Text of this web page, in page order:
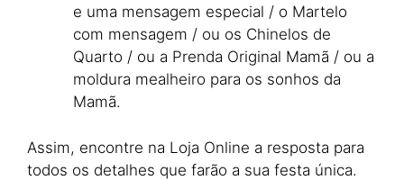
e uma mensagem especial / o Martelo
com mensagem / ou os Chinelos de
Quarto / ou a Prenda Original Mamã / ou a
moldura mealheiro para os sonhos da
Mamã.
Assim, encontre na Loja Online a resposta para
todos os detalhes que farão a sua festa única.